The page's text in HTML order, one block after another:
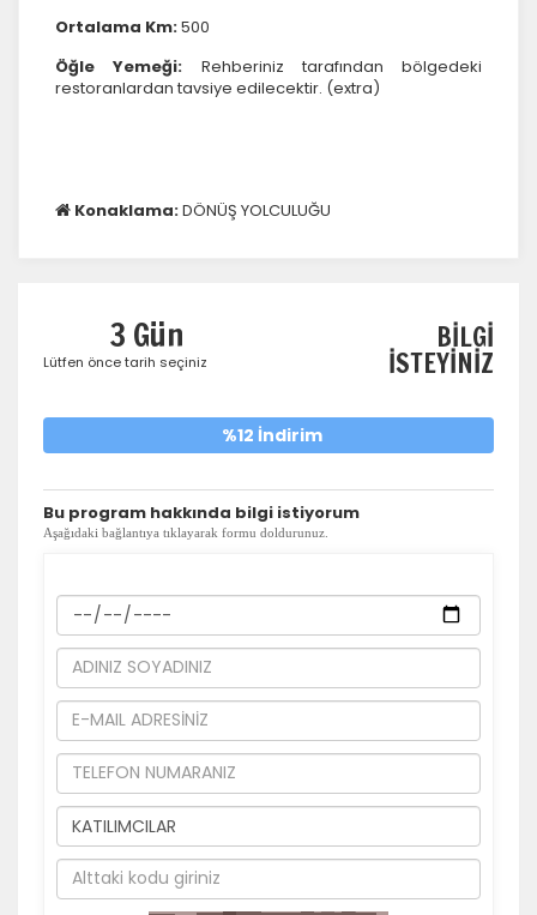
Ortalama Km:500
Öğle Yemeği: Rehberiniz tarafından bölgedeki
restoranlardan tavsiye edilecektir. (extra)
Konaklama:DÖNÜŞ YOLCULUĞU
3 Gün
Lütfen önce tarih seçiniz
BİLGİ
İSTEYİNİZ
%12 İndirim
​Bu program hakkında bilgi istiyorum
Aşağıdaki bağlantıya tıklayarak formu doldurunuz.